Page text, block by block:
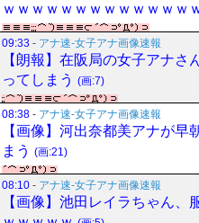
ｗｗｗｗｗｗｗｗｗｗｗｗｗ
09:33 - アナ速‐女子アナ画像速報
【朗報】在阪局の女子アナ
ってしまう (画:7)
08:38 - アナ速‐女子アナ画像速報
【画像】河出奈都美アナが早
まう (画:21)
08:10 - アナ速‐女子アナ画像速報
【画像】池田レイラちゃん、